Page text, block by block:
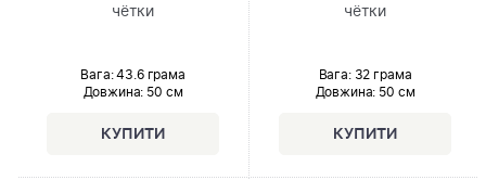
чётки
Вага: 43.6 грама
Довжина: 50 см
чётки
Вага: 32 грама
Довжина: 50 см